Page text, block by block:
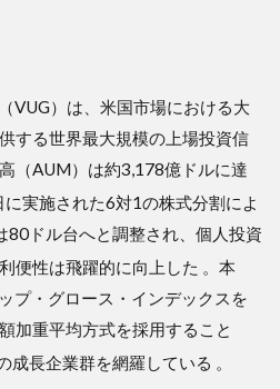
VUG）は、米国市場における大
する世界最大規模の上場投資信
（AUM）は約3,178億ドルに達
実施された6対1の株式分割によ
80ドル台へと調整され、個人投資
便性は飛躍的に向上した 。本
プ・グロース・インデックスを
加重平均方式を採用すること
成長企業群を網羅している 。